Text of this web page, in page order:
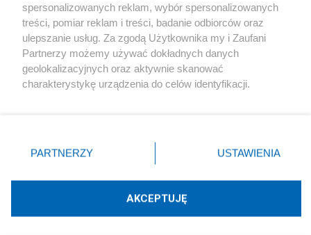
X Facebook Instagram Youtube
Technologię dostarcza:W3media.pl
spersonalizowanych reklam, wybór spersonalizowanych
treści, pomiar reklam i treści, badanie odbiorców oraz
ulepszanie usług. Za zgodą Użytkownika my i Zaufani
Partnerzy możemy używać dokładnych danych
geolokalizacyjnych oraz aktywnie skanować
charakterystykę urządzenia do celów identyfikacji.
zmienić/wycofać klikając przycisk ustawień prywatności
znajdujący się w lewym dolnym rogu strony
rodzaje przetwarzania danych nie wymagają zgody
użytkownika, ale masz prawo sprzeciwić się takiemu
przetwarzaniu. Preferencje będą miały zastosowania tylko
PARTNERZY USTAWIENIA
AKCEPTUJĘ